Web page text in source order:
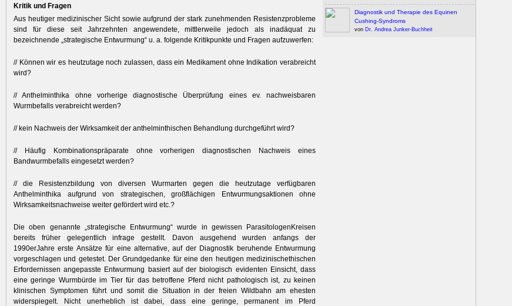
Kritik und Fragen
Aus heutiger medizinischer Sicht sowie aufgrund der stark zunehmenden Resistenzprobleme
sind für diese seit Jahrzehnten angewendete, mittlerweile jedoch als inadäquat zu
bezeichnende „strategische Entwurmung“ u. a. folgende Kritikpunkte und Fragen aufzuwerfen:
// Können wir es heutzutage noch zulassen, dass ein Medikament ohne Indikation verabreicht
wird?
// Anthelminthika ohne vorherige diagnostische Überprüfung eines ev. nachweisbaren
Wurmbefalls verabreicht werden?
// kein Nachweis der Wirksamkeit der anthelminthischen Behandlung durchgeführt wird?
// Häufig Kombinationspräparate ohne vorherigen diagnostischen Nachweis eines
Bandwurmbefalls eingesetzt werden?
// die Resistenzbildung von diversen Wurmarten gegen die heutzutage verfügbaren
Anthelminthika aufgrund von strategischen, großflächigen Entwurmungsaktionen ohne
Wirksamkeitsnachweise weiter gefördert wird etc.?
Die oben genannte „strategische Entwurmung“ wurde in gewissen ParasitologenKreisen
bereits früher gelegentlich infrage gestellt. Davon ausgehend wurden anfangs der
1990erJahre erste Ansätze für eine alternative, auf der Diagnostik beruhende Entwurmung
vorgeschlagen und getestet. Der Grundgedanke für eine den heutigen medizinischethischen
Erfordernissen angepasste Entwurmung basiert auf der biologisch evidenten Einsicht, dass
eine geringe Wurmbürde im Tier für das betroffene Pferd nicht pathologisch ist, zu keinen
klinischen Symptomen führt und somit die Situation in der freien Wildbahn am ehesten
widerspiegelt. Nicht unerheblich ist dabei, dass eine geringe, permanent im Pferd
Diagnostik und Therapie des Equinen
Cushing-Syndroms
von Dr. Andrea Junker-Buchheit